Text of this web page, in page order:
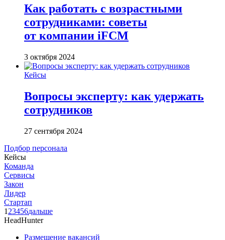
Как работать с возрастными
сотрудниками: советы
от компании iFCM
3 октября 2024
Кейсы
Вопросы эксперту: как удержать
сотрудников
27 сентября 2024
Подбор персонала
Кейсы
Команда
Сервисы
Закон
Лидер
Стартап
1 23456дальше
HeadHunter
Размещение вакансий